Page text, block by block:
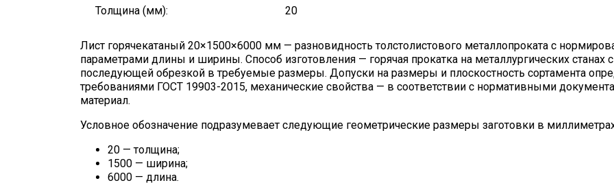
Толщина (мм): 20
Лист горячекатаный 20×1500×6000 мм — разновидность толстолистового металлопроката с
параметрами длины и ширины. Способ изготовления — горячая прокатка на металлургических станах с
последующей обрезкой в требуемые размеры. Допуски на размеры и плоскостность сортамента
требованиями ГОСТ 19903-2015, механические свойства — в соответствии с нормативными
материал.
Условное обозначение подразумевает следующие геометрические размеры заготовки в
20 — толщина;
1500 — ширина;
6000 — длина.